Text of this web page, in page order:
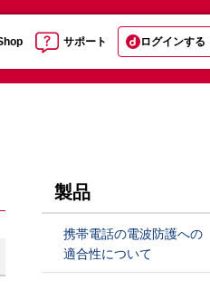
サポート ログインする
製品
携帯電話の電波防護への
適合性について